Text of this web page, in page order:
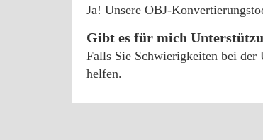
Ja! Unsere OBJ-
Gibt es für mich
Falls Sie Schwierigkeiten bei der
helfen.